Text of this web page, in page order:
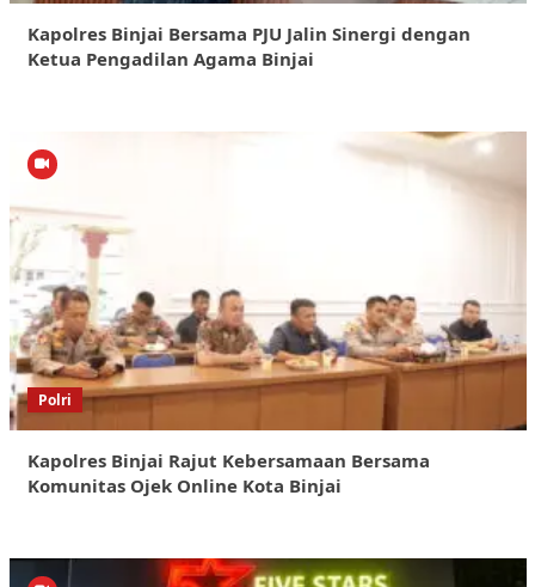
Kapolres Binjai Bersama PJU Jalin Sinergi dengan
Ketua Pengadilan Agama Binjai
Polri
Kapolres Binjai Rajut Kebersamaan Bersama
Komunitas Ojek Online Kota Binjai